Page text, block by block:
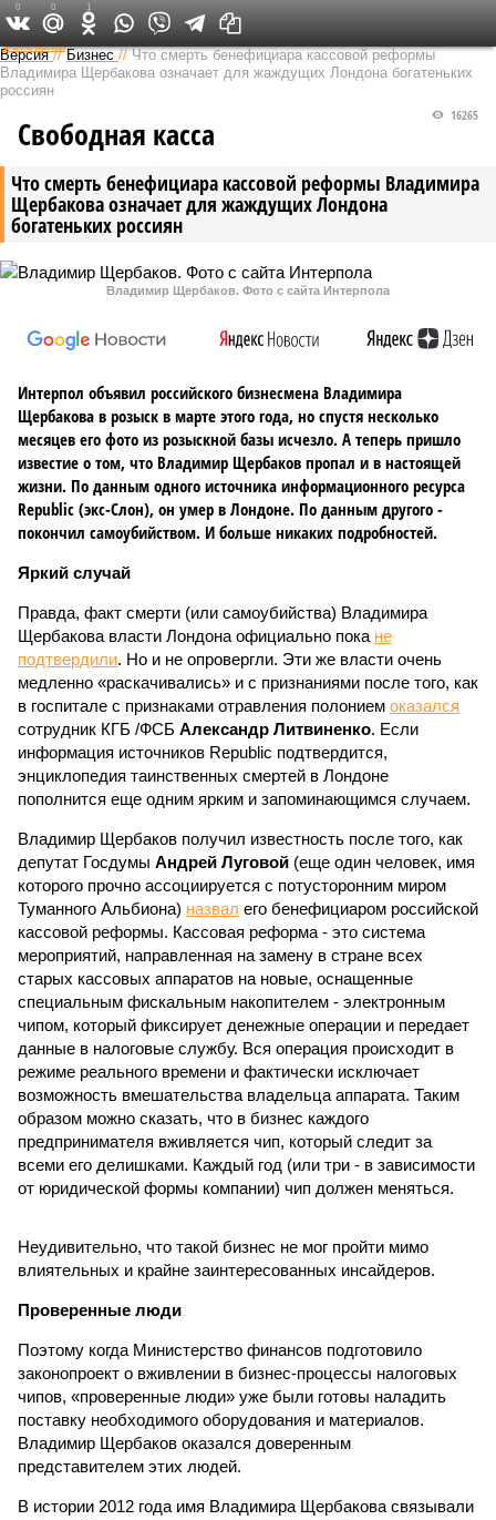
Федеральный выпуск
Версия //Бизнес //Что смерть бенефициара кассовой реформы
Владимира Щербакова означает для жаждущих Лондона богатеньких
россиян
Что смерть бенефициара кассовой реформы Владимира
Щербакова означает для жаждущих Лондона
богатеньких россиян
16265
Свободная касса
Владимир Щербаков. Фото с сайта Интерпола
Интерпол объявил российского бизнесмена Владимира
Щербакова в розыск в марте этого года, но спустя несколько
месяцев его фото из розыскной базы исчезло. А теперь пришло
известие о том, что Владимир Щербаков пропал и в настоящей
жизни. По данным одного источника информационного ресурса
Republic (экс-Слон), он умер в Лондоне. По данным другого -
покончил самоубийством. И больше никаких подробностей.
Яркий случай
Правда, факт смерти (или самоубийства) Владимира
Щербакова власти Лондона официально пока не
подтвердили. Но и не опровергли. Эти же власти очень
медленно «раскачивались» и с признаниями после того, как
в госпитале с признаками отравления полонием оказался
сотрудник КГБ /ФСБ Александр Литвиненко. Если
информация источников Republic подтвердится,
энциклопедия таинственных смертей в Лондоне
пополнится еще одним ярким и запоминающимся случаем.
Владимир Щербаков получил известность после того, как
депутат Госдумы Андрей Луговой (еще один человек, имя
которого прочно ассоциируется с потусторонним миром
Туманного Альбиона) назвал его бенефициаром российской
кассовой реформы. Кассовая реформа - это система
мероприятий, направленная на замену в стране всех
старых кассовых аппаратов на новые, оснащенные
специальным фискальным накопителем - электронным
чипом, который фиксирует денежные операции и передает
данные в налоговые службу. Вся операция происходит в
режиме реального времени и фактически исключает
возможность вмешательства владельца аппарата. Таким
образом можно сказать, что в бизнес каждого
предпринимателя вживляется чип, который следит за
всеми его делишками. Каждый год (или три - в зависимости
от юридической формы компании) чип должен меняться.
Неудивительно, что такой бизнес не мог пройти мимо
влиятельных и крайне заинтересованных инсайдеров.
Проверенные люди
Поэтому когда Министерство финансов подготовило
законопроект о вживлении в бизнес-процессы налоговых
чипов, «проверенные люди» уже были готовы наладить
поставку необходимого оборудования и материалов.
Владимир Щербаков оказался доверенным
представителем этих людей.
В истории 2012 года имя Владимира Щербакова связывали
0 0 1